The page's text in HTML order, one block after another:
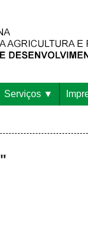
Serviços